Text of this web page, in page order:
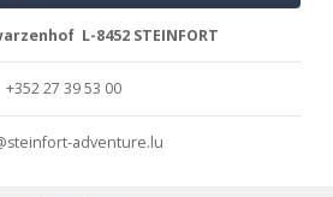
L-8452 STEINFORT
+352 27 39 53 00
adventure.lu